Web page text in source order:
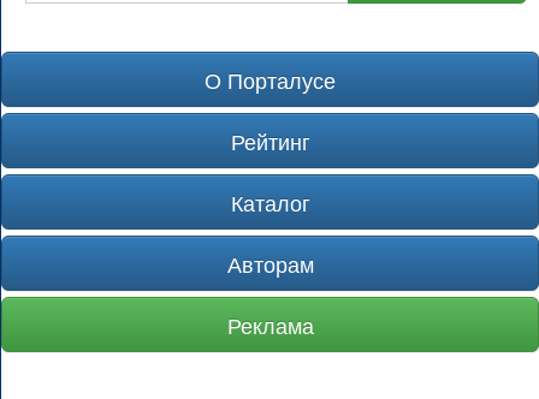
О Порталусе
Рейтинг
Каталог
Авторам
Реклама